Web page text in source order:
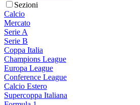
Sezioni
Calcio
Mercato
Serie A
Serie B
Coppa Italia
Champions League
Europa League
Conference League
Calcio Estero
Supercoppa Italiana